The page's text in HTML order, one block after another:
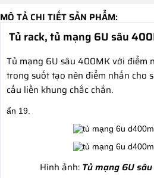
MÔ TẢ CHI TIẾT SẢN PHẨM:
Tủ rack, tủ mạng 6U sâu
Tủ mạng 6U sâu 400MK với điểm
trong suốt tạo nên điểm nhấn cho
cấu liền khung chắc chắn.
ẩn 19.
Hình ảnh: Tủ mạng 6U